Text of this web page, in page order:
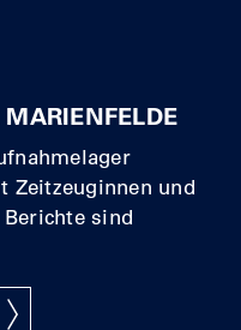
Zeitzeuginnen und
sind